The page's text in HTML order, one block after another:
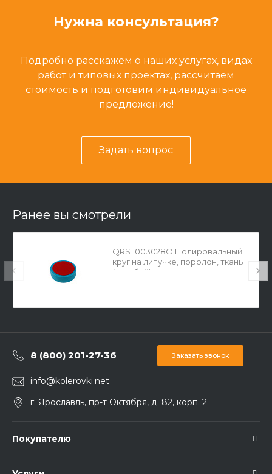
Нужна консультация?
Подробно расскажем о наших услугах, видах
работ и типовых проектах, рассчитаем
стоимость и подготовим индивидуальное
предложение!
Задать вопрос
Ранее вы смотрели
QRS 1003028O Полировальный
круг на липучке, поролон, ткань
(голубой) 150 мм
8 (800) 201-27-36 Заказать звонок
info@kolerovki.net
г. Ярославль, пр-т Октября, д. 82, корп. 2
Покупателю